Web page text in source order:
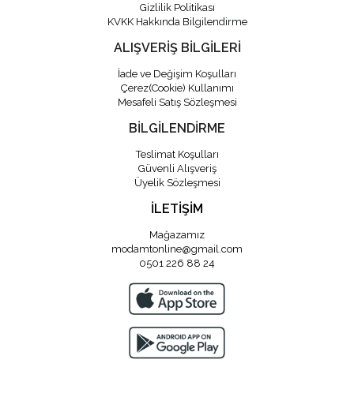
Gizlilik Politikası
KVKK Hakkında Bilgilendirme
ALIŞVERİŞ BİLGİLERİ
İade ve Değişim Koşulları
Çerez(Cookie) Kullanımı
Mesafeli Satış Sözleşmesi
BİLGİLENDİRME
Teslimat Koşulları
Güvenli Alışveriş
Üyelik Sözleşmesi
İLETİŞİM
Mağazamız
modamtonline@gmail.com
0501 226 88 24